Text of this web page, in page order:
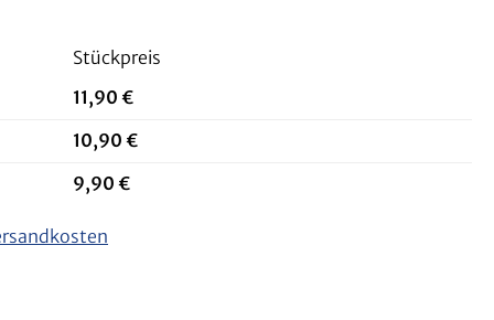
Stückpreis
11,90 €
10,90 €
9,90 €